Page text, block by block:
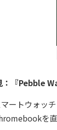
『Pebble
ートウォッ
を直